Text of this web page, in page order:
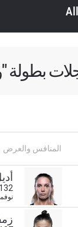
بطولة
المنافس والعرض
نوفمبر 7,
أينما ذهبت!
وفتح العروض